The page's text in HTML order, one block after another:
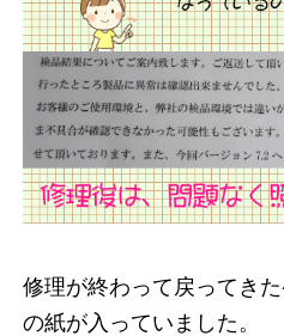
修理が終わって戻ってき
の紙が入っていました。